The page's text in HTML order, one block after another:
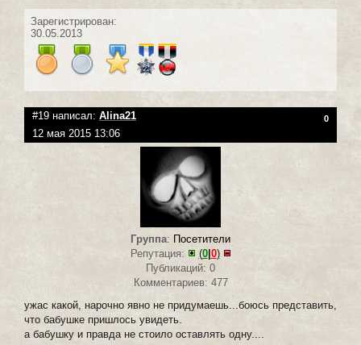
Зарегистрирован:
30.05.2013
#19 написал: Alina21 0
12 мая 2015 13:06
Группа: Посетители
Репутация:
(0| 0)
Публикаций: 0
Комментариев: 477
ужас какой, нарочно явно не придумаешь...боюсь представить,
что бабушке пришлось увидеть.
а бабушку и правда не стоило оставлять одну....